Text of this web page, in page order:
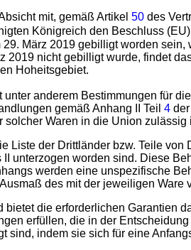
mit, gemäß Artikel 50 des
Königreich den Beschluss
März 2019 gebilligt worden
2019 nicht gebilligt wurde, findet
Hoheitsgebiet.
unter anderem Bestimmungen für
gemäß Anhang II Teil 4
solcher Waren in die Union zulässig
Liste der Drittländer bzw. Teile
unterzogen worden sind. Diese
werden eine unspezifische
des mit der jeweiligen Ware
die erforderlichen Garantien
erfüllen, die in der Entscheidung
indem sie sich für eine